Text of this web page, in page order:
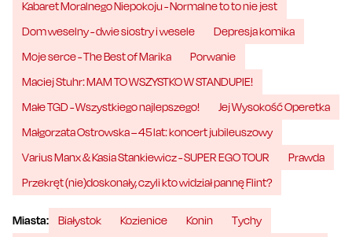
Kabaret Moralnego Niepokoju - Normalne to to nie jest
Dom weselny - dwie siostry i wesele
Depresja komika
Moje serce - The Best of Marika
Porwanie
Maciej Stuhr: MAM TO WSZYSTKO W STANDUPIE!
Małe TGD - Wszystkiego najlepszego!
Jej Wysokość Operetka
Małgorzata Ostrowska – 45 lat: koncert jubileuszowy
Varius Manx & Kasia Stankiewicz - SUPER EGO TOUR
Prawda
Przekręt (nie)doskonały, czyli kto widział pannę Flint?
Miasta: Białystok Kozienice Konin
Tychy